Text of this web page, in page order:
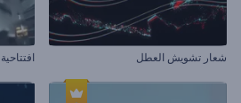
شعار تشويش العطل